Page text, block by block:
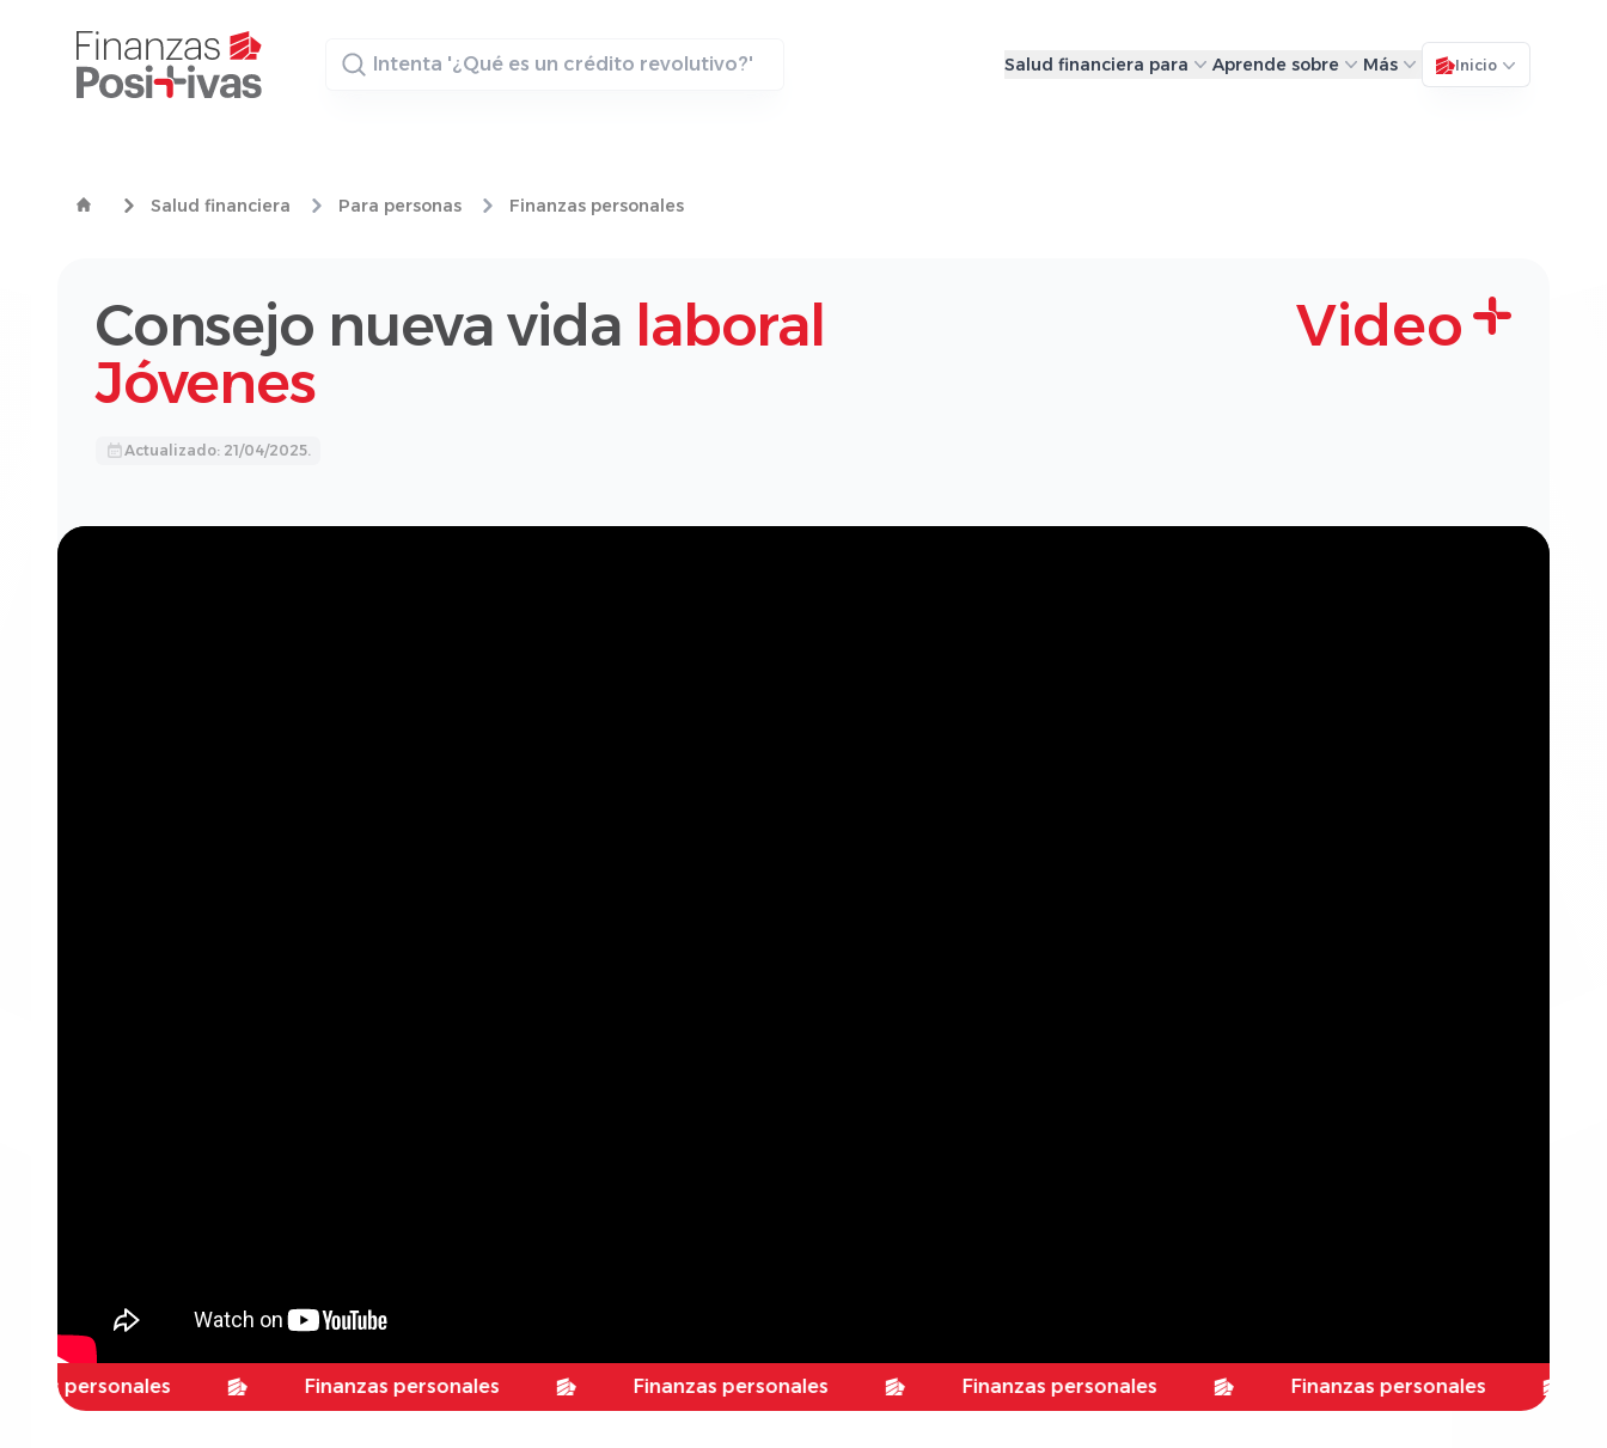
Buscador
Salud financiera para Aprende sobre Más Inicio
Salud financiera Para personas Finanzas personales
Consejo nueva vida laboral
Jóvenes
Actualizado: 21/04/2025.
Video
Finanzas personales Finanzas personales Finanzas personales Finanzas personales